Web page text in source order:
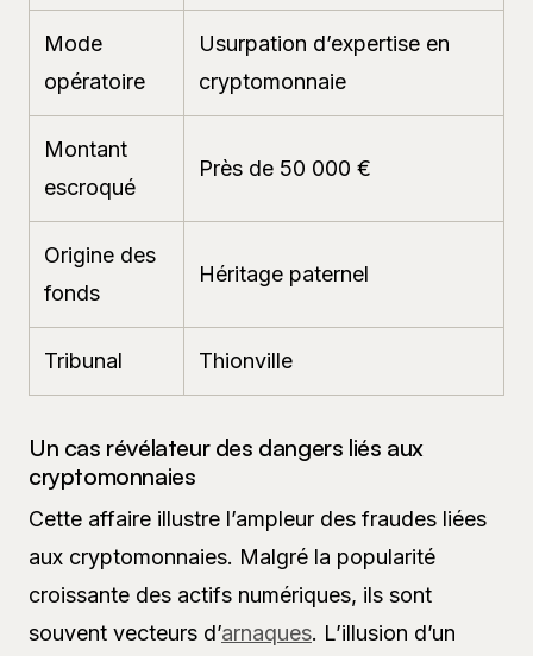
Mode
opératoire
Usurpation d’expertise en
cryptomonnaie
Montant
escroqué
Près de 50 000 €
Origine des
fonds
Héritage paternel
Tribunal Thionville
Un cas révélateur des dangers liés aux
cryptomonnaies
Cette affaire illustre l’ampleur des fraudes liées
aux cryptomonnaies. Malgré la popularité
croissante des actifs numériques, ils sont
souvent vecteurs d’arnaques. L’illusion d’un